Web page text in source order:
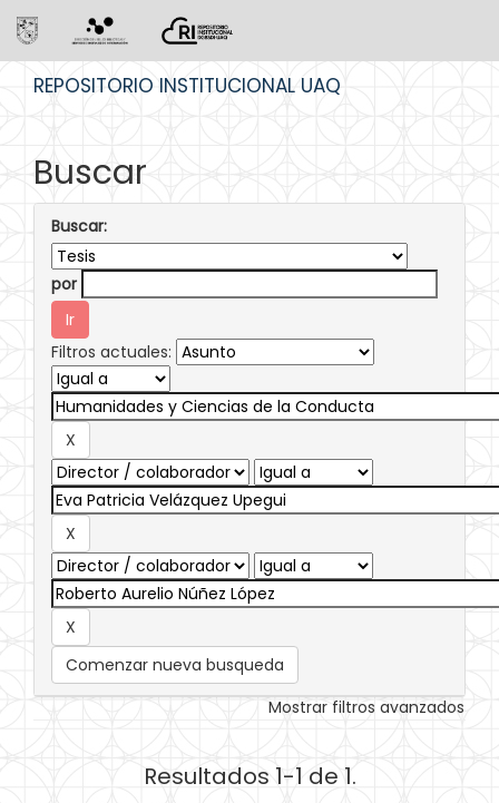
REPOSITORIO INSTITUCIONAL UAQ
Buscar
Buscar:
por
Filtros actuales:
Comenzar nueva busqueda
Mostrar filtros avanzados
Resultados 1-1 de 1.